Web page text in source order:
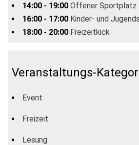
14:00 - 19:00 Offener Sportplatz
16:00 - 17:00 Kinder- und
18:00 - 20:00 Freizeitkick
Veranstaltungs-
Event
Freizeit
Lesung